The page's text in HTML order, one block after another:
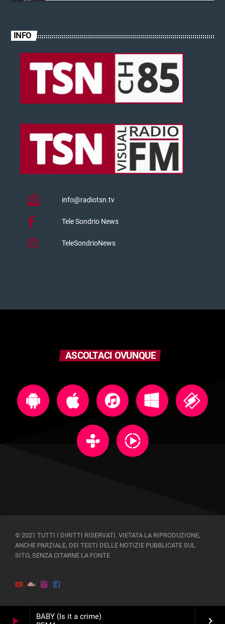
play_arrow
BABY (Is it a crime)
keyboard_arrow_right
INFO
info@radiotsn.tv
Tele Sondrio News
TeleSondrioNews
ASCOLTACI OVUNQUE
© 2021 TUTTI I DIRITTI RISERVATI. VIETATA LA RIPRODUZIONE,
ANCHE PARZIALE, DEI TESTI DELLE NOTIZIE PUBBLICATE SUL
SITO, SENZA CITARNE LA FONTE